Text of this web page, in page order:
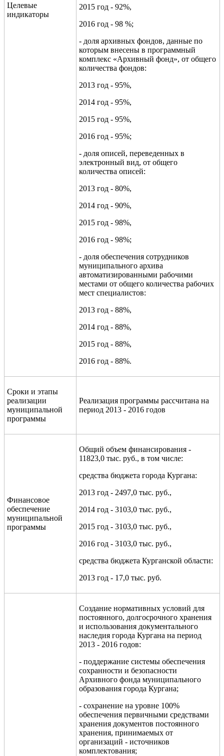
Целевые
индикаторы
2015 год - 92%,
2016 год - 98 %;
- доля архивных фондов, данные по
которым внесены в программный
комплекс «Архивный фонд», от общего
количества фондов:
2013 год - 95%,
2014 год - 95%,
2015 год - 95%,
2016 год - 95%;
- доля описей, переведенных в
электронный вид, от общего
количества описей:
2013 год - 80%,
2014 год - 90%,
2015 год - 98%,
2016 год - 98%;
- доля обеспечения сотрудников
муниципального архива
автоматизированными рабочими
местами от общего количества рабочих
мест специалистов:
2013 год - 88%,
2014 год - 88%,
2015 год - 88%,
2016 год - 88%.
Сроки и этапы
реализации
муниципальной
программы
Реализация программы рассчитана на
период 2013 - 2016 годов
Финансовое
обеспечение
муниципальной
программы
Общий объем финансирования -
11823,0 тыс. руб., в том числе:
средства бюджета города Кургана:
2013 год - 2497,0 тыс. руб.,
2014 год - 3103,0 тыс. руб.,
2015 год - 3103,0 тыс. руб.,
2016 год - 3103,0 тыс. руб.,
средства бюджета Курганской области:
2013 год - 17,0 тыс. руб.
Создание нормативных условий для
постоянного, долгосрочного хранения
и использования документального
наследия города Кургана на период
2013 - 2016 годов:
- поддержание системы обеспечения
сохранности и безопасности
Архивного фонда муниципального
образования города Кургана;
- сохранение на уровне 100%
обеспечения первичными средствами
хранения документов постоянного
хранения, принимаемых от
организаций - источников
комплектования;